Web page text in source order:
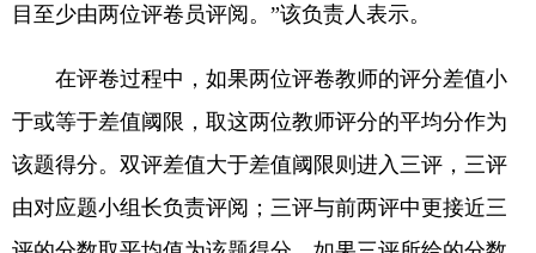
目至少由两位评卷员评阅。”该负责人表示。
在评卷过程中，如果两位评卷教师的评分差值小
于或等于差值阈限，取这两位教师评分的平均分作为
该题得分。双评差值大于差值阈限则进入三评，三评
由对应题小组长负责评阅；三评与前两评中更接近三